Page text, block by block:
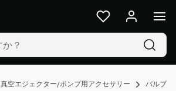
真空エジェクター/ポンプ用アクセサリー バルブ